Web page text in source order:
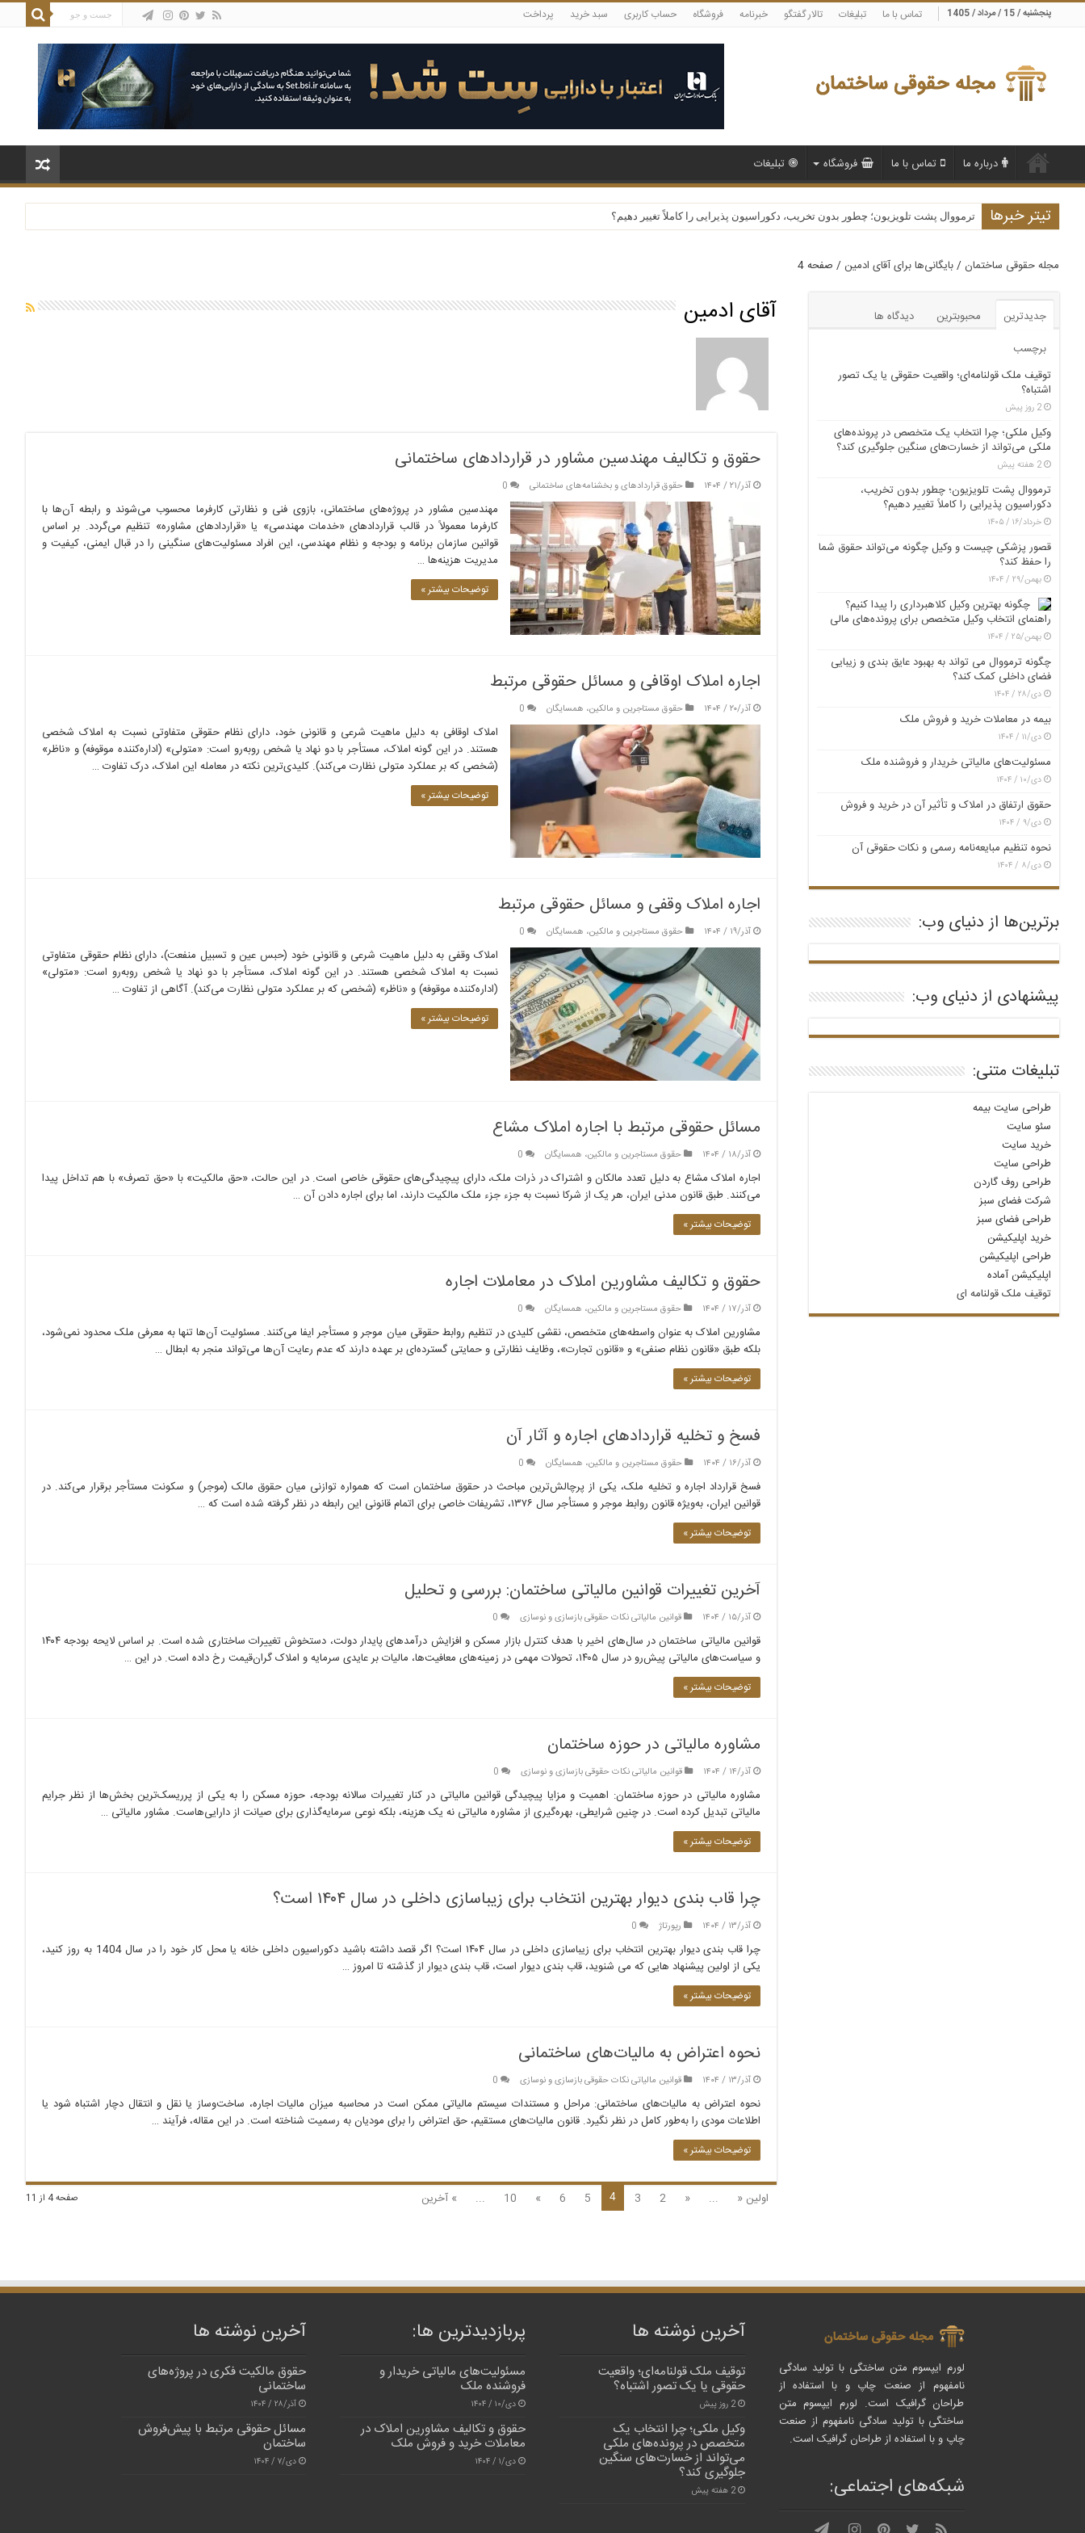
پنجشنبه / 15 / مرداد / 1405 تماس با ما تبلیغات تالار گفتگو خبرنامه فروشگاه حساب کاربری سبد خرید پرداخت
درباره ما تماس با ما فروشگاه تبلیغات
تیتر خبرها ترمووال پشت تلویزیون؛ چطور بدون تخریب، دکوراسیون پذیرایی را کاملاً تغییر دهیم؟
مجله حقوقی ساختمان/بایگانی‌ها برای آقای ادمین/ صفحه 4
آقای ادمین
حقوق و تکالیف مهندسین مشاور در قراردادهای ساختمانی
آذر/۲۱ / ۱۴۰۴ حقوق قراردادهای و بخشنامه‌های ساختمانی 0
مهندسین مشاور در پروژه‌های ساختمانی، بازوی فنی و نظارتی کارفرما محسوب می‌شوند و رابطه آن‌ها با
کارفرما معمولاً در قالب قراردادهای «خدمات مهندسی» یا «قراردادهای مشاوره» تنظیم می‌گردد. بر اساس
قوانین سازمان برنامه و بودجه و نظام مهندسی، این افراد مسئولیت‌های سنگینی را در قبال ایمنی، کیفیت و
مدیریت هزینه‌ها …
توضیحات بیشتر »
اجاره املاک اوقافی و مسائل حقوقی مرتبط
آذر/۲۰ / ۱۴۰۴ حقوق مستاجرین و مالکین، همسایگان 0
املاک اوقافی به دلیل ماهیت شرعی و قانونی خود، دارای نظام حقوقی متفاوتی نسبت به املاک شخصی
هستند. در این گونه املاک، مستأجر با دو نهاد یا شخص روبه‌رو است: «متولی» (اداره‌کننده موقوفه) و «ناظر»
(شخصی که بر عملکرد متولی نظارت می‌کند). کلیدی‌ترین نکته در معامله این املاک، درک تفاوت …
توضیحات بیشتر »
اجاره املاک وقفی و مسائل حقوقی مرتبط
آذر/۱۹ / ۱۴۰۴ حقوق مستاجرین و مالکین، همسایگان 0
املاک وقفی به دلیل ماهیت شرعی و قانونی خود (حبس عین و تسبیل منفعت)، دارای نظام حقوقی متفاوتی
نسبت به املاک شخصی هستند. در این گونه املاک، مستأجر با دو نهاد یا شخص روبه‌رو است: «متولی»
(اداره‌کننده موقوفه) و «ناظر» (شخصی که بر عملکرد متولی نظارت می‌کند). آگاهی از تفاوت …
توضیحات بیشتر »
مسائل حقوقی مرتبط با اجاره املاک مشاع
آذر/۱۸ / ۱۴۰۴ حقوق مستاجرین و مالکین، همسایگان 0
اجاره املاک مشاع به دلیل تعدد مالکان و اشتراک در ذرات ملک، دارای پیچیدگی‌های حقوقی خاصی است. در این حالت، «حق مالکیت» با «حق تصرف» با هم تداخل پیدا
می‌کنند. طبق قانون مدنی ایران، هر یک از شرکا نسبت به جزء جزء ملک مالکیت دارند، اما برای اجاره دادن آن …
توضیحات بیشتر »
حقوق و تکالیف مشاورین املاک در معاملات اجاره
آذر/۱۷ / ۱۴۰۴ حقوق مستاجرین و مالکین، همسایگان 0
مشاورین املاک به عنوان واسطه‌های متخصص، نقشی کلیدی در تنظیم روابط حقوقی میان موجر و مستأجر ایفا می‌کنند. مسئولیت آن‌ها تنها به معرفی ملک محدود نمی‌شود،
بلکه طبق «قانون نظام صنفی» و «قانون تجارت»، وظایف نظارتی و حمایتی گسترده‌ای بر عهده دارند که عدم رعایت آن‌ها می‌تواند منجر به ابطال …
توضیحات بیشتر »
فسخ و تخلیه قراردادهای اجاره و آثار آن
آذر/۱۶ / ۱۴۰۴ حقوق مستاجرین و مالکین، همسایگان 0
فسخ قرارداد اجاره و تخلیه ملک، یکی از پرچالش‌ترین مباحث در حقوق ساختمان است که همواره توازنی میان حقوق مالک (موجر) و سکونت مستأجر برقرار می‌کند. در
قوانین ایران، به‌ویژه قانون روابط موجر و مستأجر سال ۱۳۷۶، تشریفات خاصی برای اتمام قانونی این رابطه در نظر گرفته شده است که …
توضیحات بیشتر »
آخرین تغییرات قوانین مالیاتی ساختمان: بررسی و تحلیل
آذر/۱۵ / ۱۴۰۴ قوانین مالیاتی نکات حقوقی بازسازی و نوسازی 0
قوانین مالیاتی ساختمان در سال‌های اخیر با هدف کنترل بازار مسکن و افزایش درآمدهای پایدار دولت، دستخوش تغییرات ساختاری شده است. بر اساس لایحه بودجه ۱۴۰۴
و سیاست‌های مالیاتی پیش‌رو در سال ۱۴۰۵، تحولات مهمی در زمینه‌های معافیت‌ها، مالیات بر عایدی سرمایه و املاک گران‌قیمت رخ داده است. در این …
توضیحات بیشتر »
مشاوره مالیاتی در حوزه ساختمان
آذر/۱۴ / ۱۴۰۴ قوانین مالیاتی نکات حقوقی بازسازی و نوسازی 0
مشاوره مالیاتی در حوزه ساختمان: اهمیت و مزایا پیچیدگی قوانین مالیاتی در کنار تغییرات سالانه بودجه، حوزه مسکن را به یکی از پرریسک‌ترین بخش‌ها از نظر جرایم
مالیاتی تبدیل کرده است. در چنین شرایطی، بهره‌گیری از مشاوره مالیاتی نه یک هزینه، بلکه نوعی سرمایه‌گذاری برای صیانت از دارایی‌هاست. مشاور مالیاتی …
توضیحات بیشتر »
چرا قاب بندی دیوار بهترین انتخاب برای زیباسازی داخلی در سال ۱۴۰۴ است؟
آذر/۱۳ / ۱۴۰۴ رپورتاژ 0
چرا قاب بندی دیوار بهترین انتخاب برای زیباسازی داخلی در سال ۱۴۰۴ است؟ اگر قصد داشته باشید دکوراسیون داخلی خانه یا محل کار خود را در سال 1404 به روز کنید،
یکی از اولین پیشنهاد هایی که می شنوید، قاب بندی دیوار است، قاب بندی دیوار از گذشته تا امروز …
توضیحات بیشتر »
نحوه اعتراض به مالیات‌های ساختمانی
آذر/۱۳ / ۱۴۰۴ قوانین مالیاتی نکات حقوقی بازسازی و نوسازی 0
نحوه اعتراض به مالیات‌های ساختمانی: مراحل و مستندات سیستم مالیاتی ممکن است در محاسبه میزان مالیات اجاره، ساخت‌وساز یا نقل و انتقال دچار اشتباه شود یا
اطلاعات مودی را به‌طور کامل در نظر نگیرد. قانون مالیات‌های مستقیم، حق اعتراض را برای مودیان به رسمیت شناخته است. در این مقاله، فرآیند …
توضیحات بیشتر »
صفحه 4 از 11 اولین « ...
«
2
3
4
5
6
»
10
... » آخرین
جدیدترین محبوبترین
دیدگاه ها
برچسب
توقیف ملک قولنامه‌ای؛ واقعیت حقوقی یا یک تصور
اشتباه؟
2 روز پیش
وکیل ملکی؛ چرا انتخاب یک متخصص در پرونده‌های
ملکی می‌تواند از خسارت‌های سنگین جلوگیری کند؟
2 هفته پیش
ترمووال پشت تلویزیون؛ چطور بدون تخریب،
دکوراسیون پذیرایی را کاملاً تغییر دهیم؟
خرداد/۱۶ / ۱۴۰۵
قصور پزشکی چیست و وکیل چگونه می‌تواند حقوق شما
را حفظ کند؟
بهمن/۲۹ / ۱۴۰۴
چگونه بهترین وکیل کلاهبرداری را پیدا کنیم؟
راهنمای انتخاب وکیل متخصص برای پرونده‌های مالی
بهمن/۲۵ / ۱۴۰۴
چگونه ترمووال می تواند به بهبود عایق بندی و زیبایی
فضای داخلی کمک کند؟
دی/۲۸ / ۱۴۰۴
بیمه در معاملات خرید و فروش ملک
دی/۱۱ / ۱۴۰۴
مسئولیت‌های مالیاتی خریدار و فروشنده ملک
دی/۱۰ / ۱۴۰۴
حقوق ارتفاق در املاک و تأثیر آن در خرید و فروش
دی/۹ / ۱۴۰۴
نحوه تنظیم مبایعه‌نامه رسمی و نکات حقوقی آن
دی/۸ / ۱۴۰۴
برترین‌ها از دنیای وب:
پیشنهادی از دنیای وب:
تبلیغات متنی:
طراحی سایت بیمه
سئو سایت
خرید سایت
طراحی سایت
طراحی روف گاردن
شرکت فضای سبز
طراحی فضای سبز
خرید اپلیکیشن
طراحی اپلیکیشن
اپلیکیشن آماده
توقیف ملک قولنامه‌ ای
لورم ایپسوم متن ساختگی با تولید سادگی
نامفهوم از صنعت چاپ و با استفاده از
طراحان گرافیک است. لورم ایپسوم متن
ساختگی با تولید سادگی نامفهوم از صنعت
چاپ و با استفاده از طراحان گرافیک است.
شبکه‌های اجتماعی:
آخرین نوشته ها
توقیف ملک قولنامه‌ای؛ واقعیت
حقوقی یا یک تصور اشتباه؟
2 روز پیش
وکیل ملکی؛ چرا انتخاب یک
متخصص در پرونده‌های ملکی
می‌تواند از خسارت‌های سنگین
جلوگیری کند؟
2 هفته پیش
پربازدیدترین‌ ها:
مسئولیت‌های مالیاتی خریدار و
فروشنده ملک
دی/۱۰ / ۱۴۰۴
حقوق و تکالیف مشاورین املاک در
معاملات خرید و فروش ملک
دی/۱ / ۱۴۰۴
آخرین نوشته ها
حقوق مالکیت فکری در پروژه‌های
ساختمانی
آذر/۲۸ / ۱۴۰۴
مسائل حقوقی مرتبط با پیش‌فروش
ساختمان
دی/۷ / ۱۴۰۴